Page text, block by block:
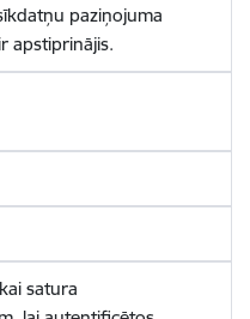
paziņojuma
apstiprinājis.
satura